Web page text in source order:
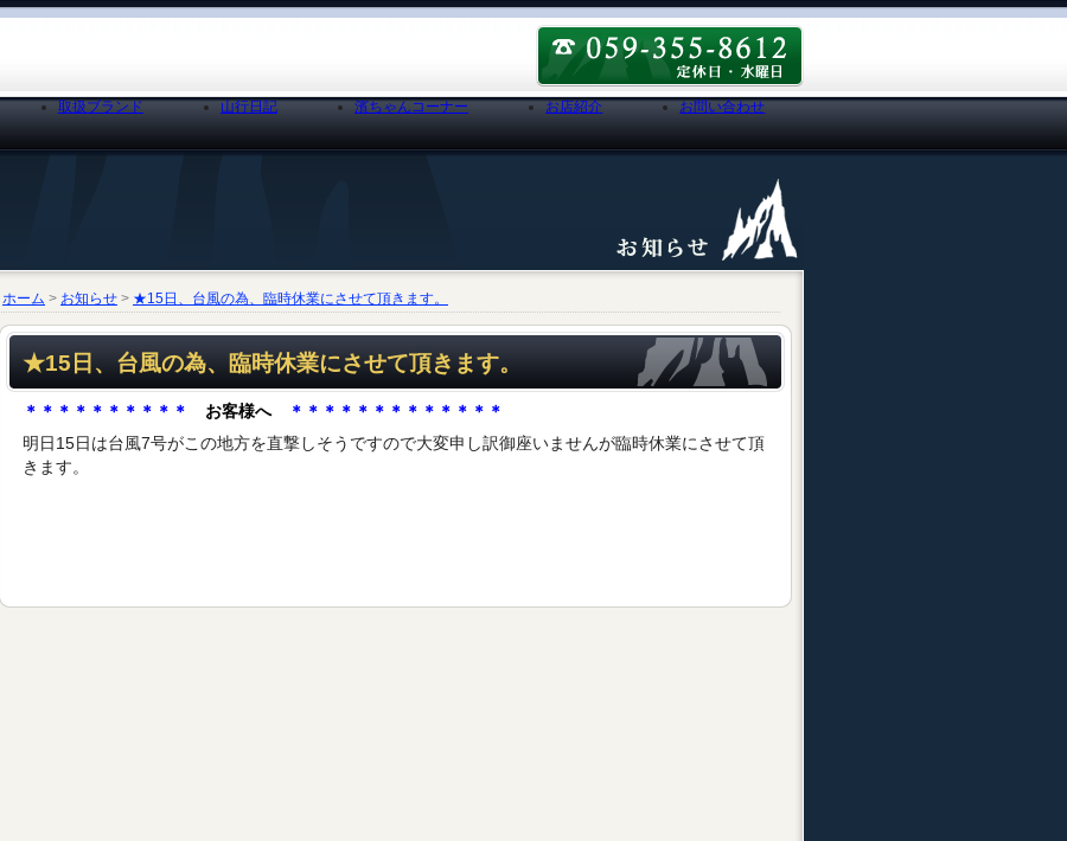
取扱ブランド 山行日記 濱ちゃんコーナー お店紹介 お問い合わせ
ホーム > お知らせ > ★15日、台風の為、臨時休業にさせて頂きます。
★15日、台風の為、臨時休業にさせて頂きます。
＊＊＊＊＊＊＊＊＊＊ お客様へ＊＊＊＊＊＊＊＊＊＊＊＊＊
明日15日は台風7号がこの地方を直撃しそうですので大変申し訳御座いませんが臨時休業にさせて頂
きます。